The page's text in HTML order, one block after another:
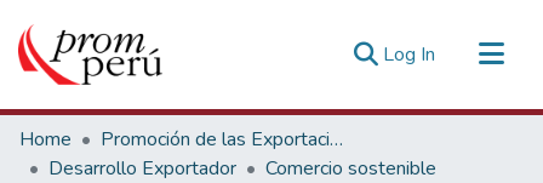
Log In (current)
Communities & Collections
All of DSpace
Home
Promoción de las Exportaciones
Desarrollo Exportador
Comercio sostenible